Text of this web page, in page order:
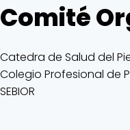
Comité
Catedra de Salud del
Colegio Profesional de
SEBIOR